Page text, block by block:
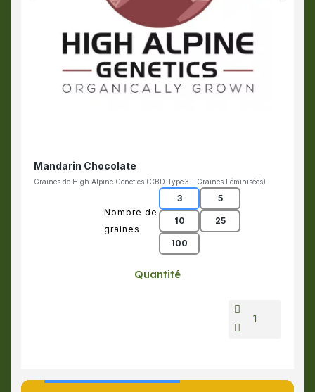
Mandarin Chocolate
Graines de High Alpine Genetics (CBD Type 3 – Graines Féminisées)
Nombre de
graines
3 5
10 25
100
Quantité